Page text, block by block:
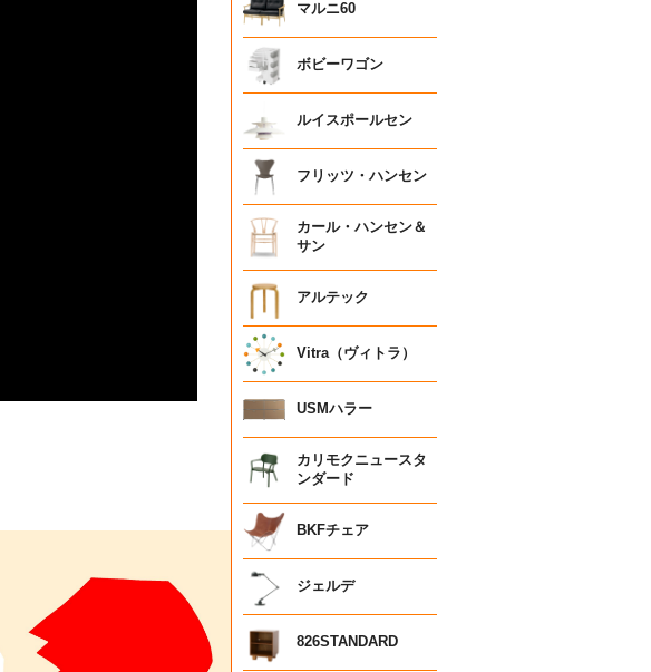
マルニ60
ボビーワゴン
ルイスポールセン
フリッツ・ハンセン
カール・ハンセン＆
サン
アルテック
Vitra（ヴィトラ）
USMハラー
カリモクニュースタ
ンダード
BKFチェア
ジェルデ
826STANDARD